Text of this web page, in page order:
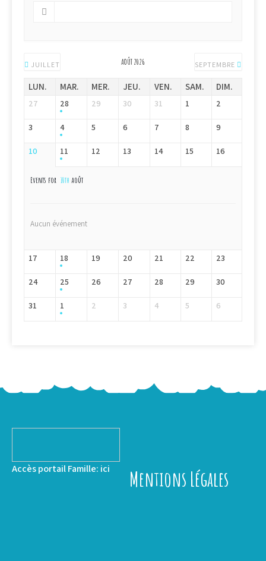
JUILLET AOÛT 2026 SEPTEMBRE
LUN. MAR. MER. JEU. VEN. SAM. DIM.
27 28 29 30 31 1 2
3 4 5 6 7 8 9
10 11 12 13 14 15 16
Events for 10th août
Aucun événement
17 18 19 20 21 22 23
24 25 26 27 28 29 30
31 1 2 3 4 5 6
Accès portail Famille: ici Mentions Légales